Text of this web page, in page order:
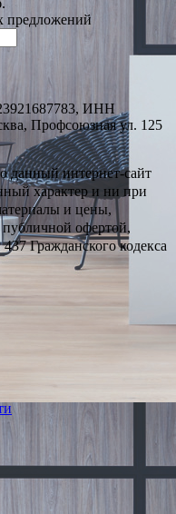
предложений
ИНН
Профсоюзная ул. 125
данный интернет-сайт
характер и ни при
и цены,
офертой,
Гражданского кодекса